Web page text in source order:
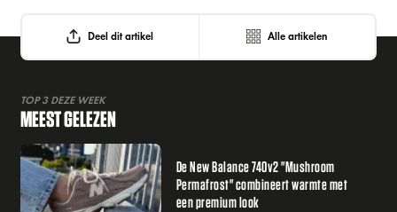
Deel dit artikel Alle artikelen
TOP 3 DEZE WEEK
MEEST GELEZEN
De New Balance 740v2 "Mushroom
Permafrost" combineert warmte met
een premium look